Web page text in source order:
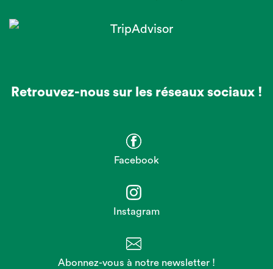
Retrouvez-nous sur les réseaux sociaux !
Facebook
Instagram
Abonnez-vous à notre newsletter !